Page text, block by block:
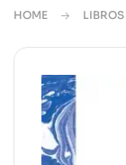
HOME LIBROS